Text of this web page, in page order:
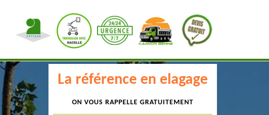
La référence en elagage
ON VOUS RAPPELLE GRATUITEMENT